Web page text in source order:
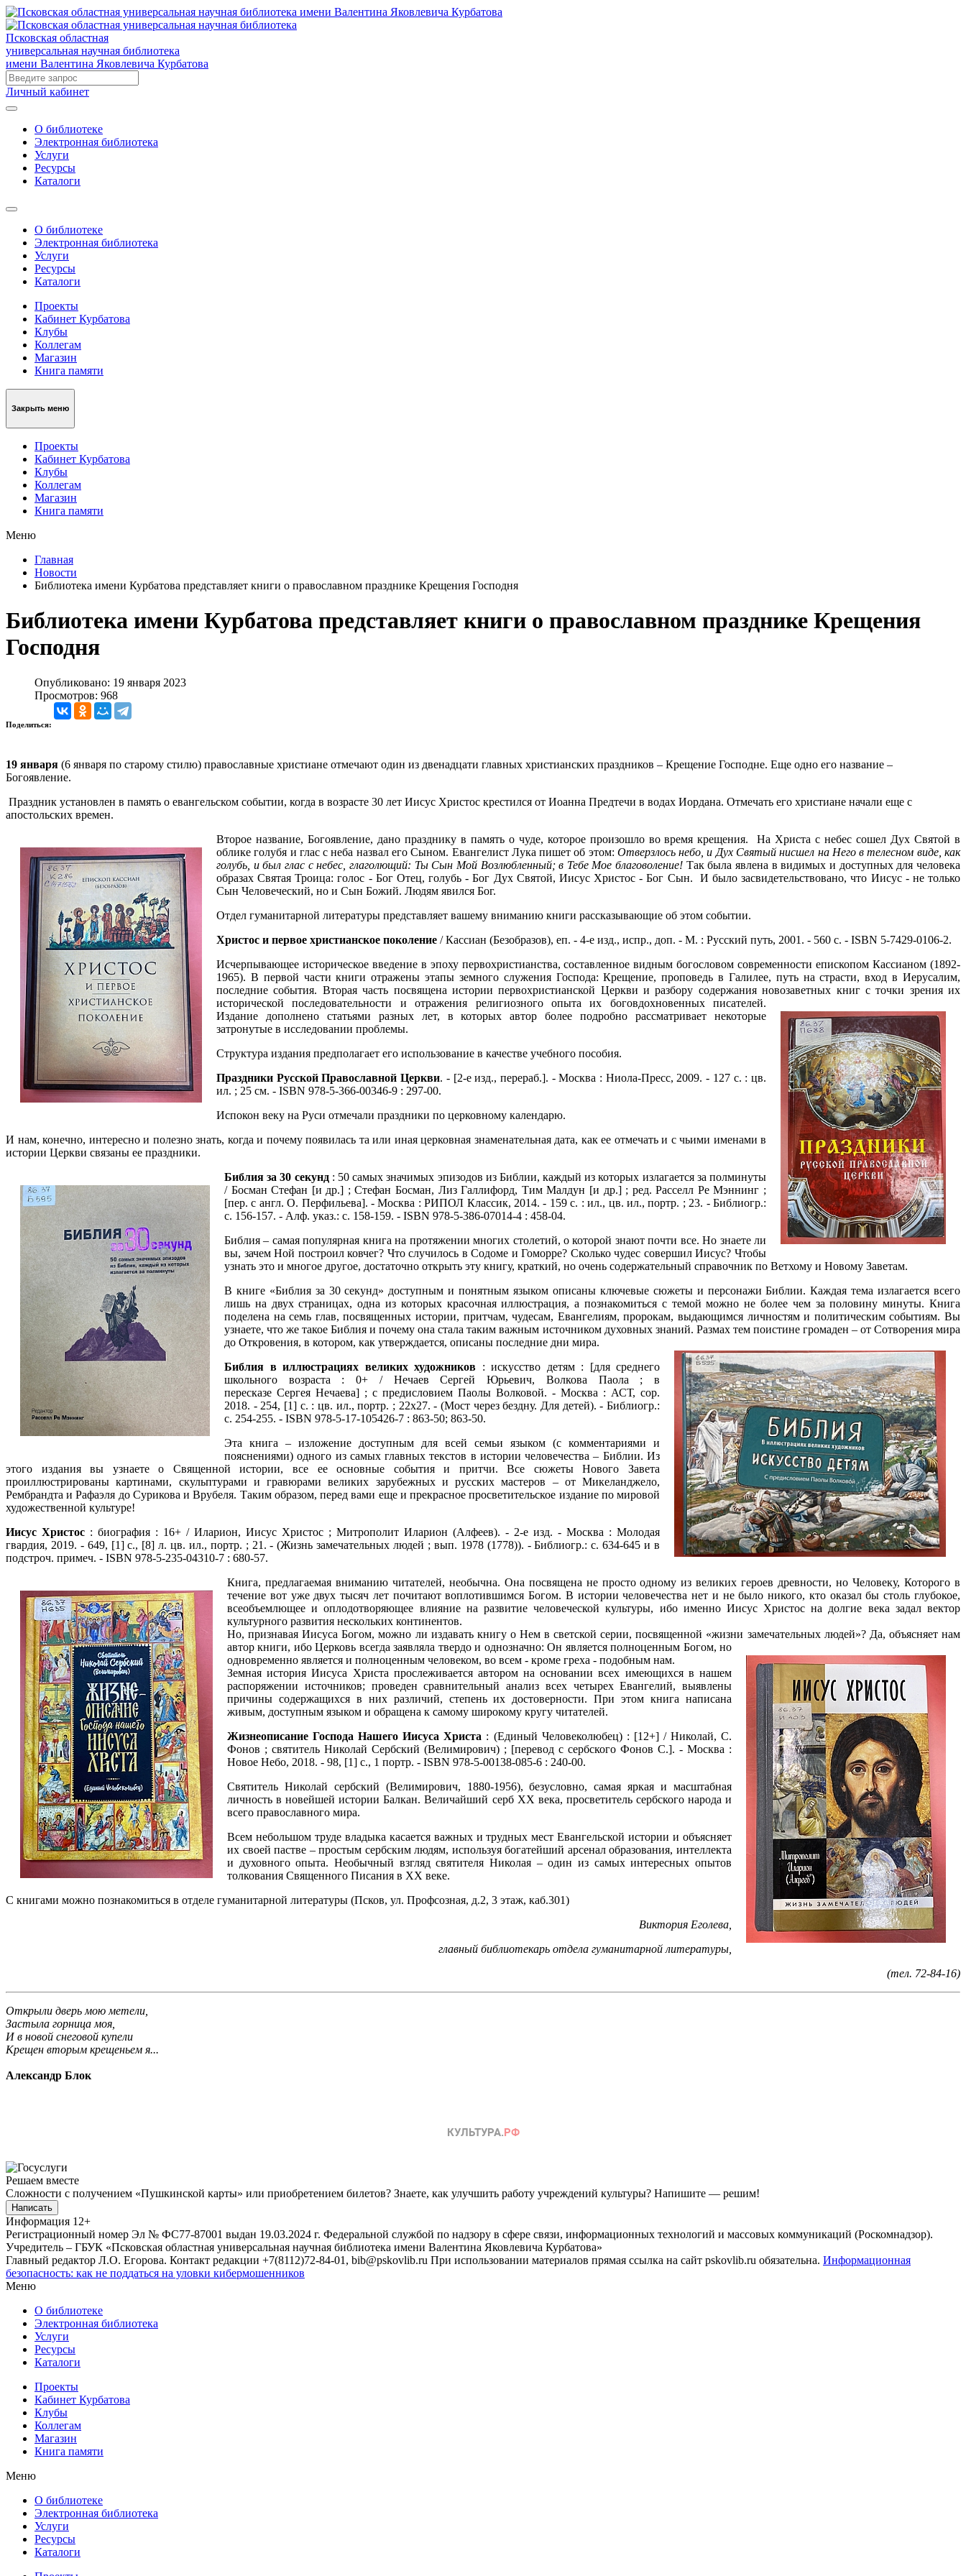
Псковская областная
универсальная научная библиотека
имени Валентина Яковлевича Курбатова
Личный кабинет
О библиотеке
Электронная библиотека
Услуги
Ресурсы
Каталоги
О библиотеке
Электронная библиотека
Услуги
Ресурсы
Каталоги
Проекты
Кабинет Курбатова
Клубы
Коллегам
Магазин
Книга памяти
Закрыть меню
Проекты
Кабинет Курбатова
Клубы
Коллегам
Магазин
Книга памяти
Меню
Главная
Новости
Библиотека имени Курбатова представляет книги о православном празднике Крещения Господня
Библиотека имени Курбатова представляет книги о православном празднике Крещения
Господня
Опубликовано: 19 января 2023
Просмотров: 968
Поделиться:
19 января (6 января по старому стилю) православные христиане отмечают один из двенадцати главных христианских праздников – Крещение Господне. Еще одно его название –
Богоявление.
Праздник установлен в память о евангельском событии, когда в возрасте 30 лет Иисус Христос крестился от Иоанна Предтечи в водах Иордана. Отмечать его христиане начали еще с
апостольских времен.
Второе название, Богоявление, дано празднику в память о чуде, которое произошло во время крещения. На Христа с небес сошел Дух Святой в
облике голубя и глас с неба назвал его Сыном. Евангелист Лука пишет об этом: Отверзлось небо, и Дух Святый нисшел на Него в телесном виде, как
голубь, и был глас с небес, глаголющий: Ты Сын Мой Возлюбленный; в Тебе Мое благоволение! Так была явлена в видимых и доступных для человека
образах Святая Троица: голос - Бог Отец, голубь - Бог Дух Святой, Иисус Христос - Бог Сын. И было засвидетельствовано, что Иисус - не только
Сын Человеческий, но и Сын Божий. Людям явился Бог.
Отдел гуманитарной литературы представляет вашему вниманию книги рассказывающие об этом событии.
Христос и первое христианское поколение / Кассиан (Безобразов), еп. - 4-е изд., испр., доп. - М. : Русский путь, 2001. - 560 с. - ISBN 5-7429-0106-2.
Исчерпывающее историческое введение в эпоху первохристианства, составленное видным богословом современности епископом Кассианом (1892-
1965). В первой части книги отражены этапы земного служения Господа: Крещение, проповедь в Галилее, путь на страсти, вход в Иерусалим,
последние события. Вторая часть посвящена истории первохристианской Церкви и разбору содержания новозаветных книг с точки зрения их
исторической последовательности и отражения религиозного опыта их боговдохновенных писателей.
Издание дополнено статьями разных лет, в которых автор более подробно рассматривает некоторые
затронутые в исследовании проблемы.
Структура издания предполагает его использование в качестве учебного пособия.
Праздники Русской Православной Церкви. - [2-е изд., перераб.]. - Москва : Ниола-Пресс, 2009. - 127 с. : цв.
ил. ; 25 см. - ISBN 978-5-366-00346-9 : 297-00.
Испокон веку на Руси отмечали праздники по церковному календарю.
И нам, конечно, интересно и полезно знать, когда и почему появилась та или иная церковная знаменательная дата, как ее отмечать и с чьими именами в
истории Церкви связаны ее праздники.
Библия за 30 секунд: 50 самых значимых эпизодов из Библии, каждый из которых излагается за полминуты
/ Босман Стефан [и др.] ; Стефан Босман, Лиз Галлифорд, Тим Малдун [и др.] ; ред. Расселл Ре Мэннинг ;
[пер. с англ. О. Перфильева]. - Москва : РИПОЛ Классик, 2014. - 159 с. : ил., цв. ил., портр. ; 23. - Библиогр.:
с. 156-157. - Алф. указ.: с. 158-159. - ISBN 978-5-386-07014-4 : 458-04.
Библия – самая популярная книга на протяжении многих столетий, о которой знают почти все. Но знаете ли
вы, зачем Ной построил ковчег? Что случилось в Содоме и Гоморре? Сколько чудес совершил Иисус? Чтобы
узнать это и многое другое, достаточно открыть эту книгу, краткий, но очень содержательный справочник по Ветхому и Новому Заветам.
В книге «Библия за 30 секунд» доступным и понятным языком описаны ключевые сюжеты и персонажи Библии. Каждая тема излагается всего
лишь на двух страницах, одна из которых красочная иллюстрация, а познакомиться с темой можно не более чем за половину минуты. Книга
поделена на семь глав, посвященных истории, притчам, чудесам, Евангелиям, пророкам, выдающимся личностям и политическим событиям. Вы
узнаете, что же такое Библия и почему она стала таким важным источником духовных знаний. Размах тем поистине громаден – от Сотворения мира
до Откровения, в котором, как утверждается, описаны последние дни мира.
Библия в иллюстрациях великих художников : искусство детям : [для среднего
школьного возраста : 0+ / Нечаев Сергей Юрьевич, Волкова Паола ; в
пересказе Сергея Нечаева] ; с предисловием Паолы Волковой. - Москва : АСТ, cop.
2018. - 254, [1] с. : цв. ил., портр. ; 22х27. - (Мост через бездну. Для детей). - Библиогр.:
с. 254-255. - ISBN 978-5-17-105426-7 : 863-50; 863-50.
Эта книга – изложение доступным для всей семьи языком (с комментариями и
пояснениями) одного из самых главных текстов в истории человечества – Библии. Из
этого издания вы узнаете о Священной истории, все ее основные события и притчи. Все сюжеты Нового Завета
проиллюстрированы картинами, скульптурами и гравюрами великих зарубежных и русских мастеров – от Микеланджело,
Рембрандта и Рафаэля до Сурикова и Врубеля. Таким образом, перед вами еще и прекрасное просветительское издание по мировой
художественной культуре!
Иисус Христос : биография : 16+ / Иларион, Иисус Христос ; Митрополит Иларион (Алфеев). - 2-е изд. - Москва : Молодая
гвардия, 2019. - 649, [1] с., [8] л. цв. ил., портр. ; 21. - (Жизнь замечательных людей ; вып. 1978 (1778)). - Библиогр.: с. 634-645 и в
подстроч. примеч. - ISBN 978-5-235-04310-7 : 680-57.
Книга, предлагаемая вниманию читателей, необычна. Она посвящена не просто одному из великих героев древности, но Человеку, Которого в
течение вот уже двух тысяч лет почитают воплотившимся Богом. В истории человечества нет и не было никого, кто оказал бы столь глубокое,
всеобъемлющее и оплодотворяющее влияние на развитие человеческой культуры, ибо именно Иисус Христос на долгие века задал вектор
культурного развития нескольких континентов.
Но, признавая Иисуса Богом, можно ли издавать книгу о Нем в светской серии, посвященной «жизни замечательных людей»? Да, объясняет нам
автор книги, ибо Церковь всегда заявляла твердо и однозначно: Он является полноценным Богом, но
одновременно является и полноценным человеком, во всем - кроме греха - подобным нам.
Земная история Иисуса Христа прослеживается автором на основании всех имеющихся в нашем
распоряжении источников; проведен сравнительный анализ всех четырех Евангелий, выявлены
причины содержащихся в них различий, степень их достоверности. При этом книга написана
живым, доступным языком и обращена к самому широкому кругу читателей.
Жизнеописание Господа Нашего Иисуса Христа : (Единый Человеколюбец) : [12+] / Николай, С.
Фонов ; святитель Николай Сербский (Велимирович) ; [перевод с сербского Фонов С.]. - Москва :
Новое Небо, 2018. - 98, [1] с., 1 портр. - ISBN 978-5-00138-085-6 : 240-00.
Святитель Николай сербский (Велимирович, 1880-1956), безусловно, самая яркая и масштабная
личность в новейшей истории Балкан. Величайший серб ХХ века, просветитель сербского народа и
всего православного мира.
Всем небольшом труде владыка касается важных и трудных мест Евангельской истории и объясняет
их своей пастве – простым сербским людям, используя богатейший арсенал образования, интеллекта
и духовного опыта. Необычный взгляд святителя Николая – один из самых интересных опытов
толкования Священного Писания в ХХ веке.
С книгами можно познакомиться в отделе гуманитарной литературы (Псков, ул. Профсозная, д.2, 3 этаж, каб.301)
Виктория Еголева,
главный библиотекарь отдела гуманитарной литературы,
(тел. 72-84-16)
Открыли дверь мою метели,
Застыла горница моя,
И в новой снеговой купели
Крещен вторым крещеньем я...
Александр Блок
Решаем вместе
Сложности с получением «Пушкинской карты» или приобретением билетов? Знаете, как улучшить работу учреждений культуры? Напишите — решим!
Написать
Информация 12+
Регистрационный номер Эл № ФС77-87001 выдан 19.03.2024 г. Федеральной службой по надзору в сфере связи, информационных технологий и массовых коммуникаций (Роскомнадзор).
Учредитель – ГБУК «Псковская областная универсальная научная библиотека имени Валентина Яковлевича Курбатова»
Главный редактор Л.О. Егорова. Контакт редакции +7(8112)72-84-01, bib@pskovlib.ru При использовании материалов прямая ссылка на сайт pskovlib.ru обязательна. Информационная
безопасность: как не поддаться на уловки кибермошенников
Меню
О библиотеке
Электронная библиотека
Услуги
Ресурсы
Каталоги
Проекты
Кабинет Курбатова
Клубы
Коллегам
Магазин
Книга памяти
Меню
О библиотеке
Электронная библиотека
Услуги
Ресурсы
Каталоги